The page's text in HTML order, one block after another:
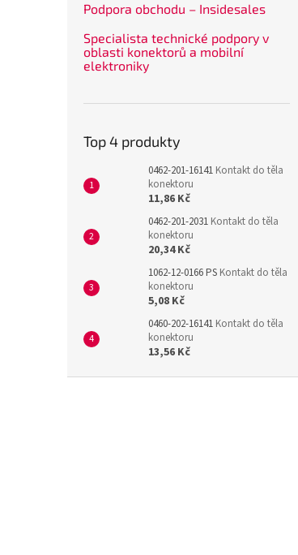
Podpora obchodu – Insidesales
Specialista technické podpory v
oblasti konektorů a mobilní
elektroniky
Top 4 produkty
0462-201-16141 Kontakt do těla
konektoru
11,86 Kč
0462-201-2031 Kontakt do těla
konektoru
20,34 Kč
1062-12-0166 PS Kontakt do těla
konektoru
5,08 Kč
0460-202-16141 Kontakt do těla
konektoru
13,56 Kč